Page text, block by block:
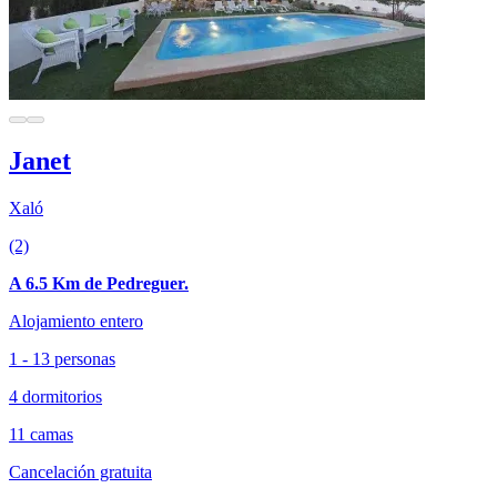
Janet
Xaló
(2)
A 6.5 Km de Pedreguer.
Alojamiento entero
1 - 13 personas
4 dormitorios
11 camas
Cancelación gratuita